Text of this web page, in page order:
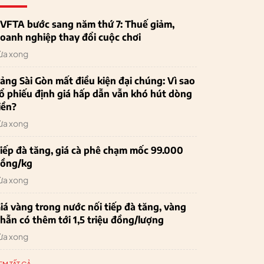
bước sang năm thứ 7: Thuế giảm,
nghiệp thay đổi cuộc chơi
xong
Sài Gòn mất điều kiện đại chúng: Vì sao
phiếu định giá hấp dẫn vẫn khó hút dòng
xong
đà tăng, giá cà phê chạm mốc 99.000
kg
xong
vàng trong nước nối tiếp đà tăng, vàng
có thêm tới 1,5 triệu đồng/lượng
xong